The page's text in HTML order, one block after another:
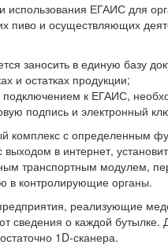
использования ЕГАИС для
пиво и осуществляющих
заносить в единую базу
и остатках продукции;
подключением к ЕГАИС,
подпись и электронный
комплекс с определенным
в интернет,
транспортным модулем,
в контролирующие органы.
реализующие
сведения о каждой бутылке.
1D-сканера.